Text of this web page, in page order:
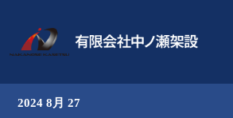
2024 8月 27